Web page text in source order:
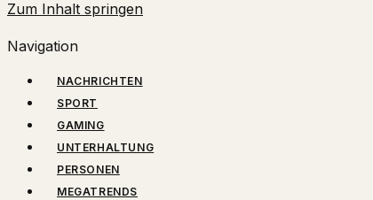
Zum Inhalt springen
Navigation
NACHRICHTEN
SPORT
GAMING
UNTERHALTUNG
PERSONEN
MEGATRENDS